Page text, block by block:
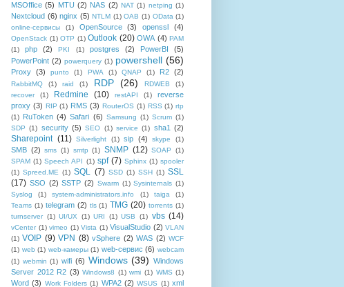
MSOffice (5) MTU (2) NAS (2) NAT (1) netping (1)
Nextcloud (6) nginx (5) NTLM (1) OAB (1) OData (1)
online-сервисы
(1) OpenSource (3) openssl (4)
OpenStack (1) OTP (1) Outlook (20) OWA (4) PAM
(1)
php (2) PKI (1) postgres (2) PowerBI
(5)
PowerPoint (2) powerquery (1) powershell (56)
Proxy (3) punto (1) PWA (1) QNAP (1) R2 (2)
RabbitMQ (1) raid (1) RDP (26) RDWEB
(1)
recover
(1) Redmine (10) restAPI (1)
reverse
proxy (3) RIP (1) RMS (3) RouterOS (1) RSS (1) rtp
(1) RuToken (4) Safari (6) Samsung (1) Scrum (1)
SDP (1) security (5) SEO (1) service (1) sha1 (2)
Sharepoint (11) Silverlight (1) sip (4) skype (1)
SMB (2) sms (1) smtp (1) SNMP (12) SOAP
(1)
SPAM (1) Speech API (1) spf (7) Sphinx (1) spooler
(1) Spreed.ME (1) SQL (7) SSD (1) SSH (1) SSL
(17) SSO (2) SSTP (2) Swarm (1) Sysinternals (1)
Syslog
(1) system-administrators.info (1) taiga
(1)
Teams (1) telegram (2) tls (1) TMG (20) torrents (1)
turnserver (1) UI/UX (1) URI (1) USB (1) vbs (14)
vCenter (1) vimeo (1) Vista (1) VisualStudio (2) VLAN
(1) VOIP (9) VPN (8) vSphere (2) WAS (2) WCF
(1) web (1) web-камеры (1) web-сервис (6) webcam
(1) webmin (1) wifi (6) Windows (39) Windows
Server 2012 R2 (3) Windows8 (1) wmi (1) WMS (1)
Word (3) Work Folders (1) WPA2 (2) WSUS (1) xml